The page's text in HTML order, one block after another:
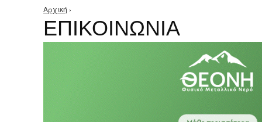
Είστε εδώ
Αρχική ›
ΕΠΙΚΟΙΝΩΝΙΑ